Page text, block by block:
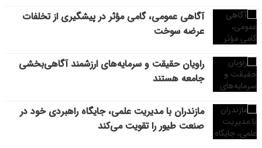
آگاهی عمومی، گامی مؤثر در پیشگیری از تخلفات
عرضه سوخت
راویان حقیقت و سرمایه‌های ارزشمند آگاهی‌بخشی
جامعه هستند
مازندران با مدیریت علمی، جایگاه راهبردی خود در
صنعت طیور را تقویت می‌کند